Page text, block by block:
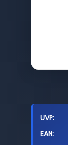
UVP:
EAN: